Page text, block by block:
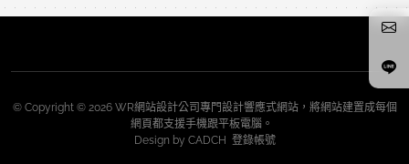
© Copyright © 2026 WR網站設計公司專門設計響應式網站，將網站建置成每個
網頁都支援手機跟平板電腦。
Design by CADCH 登錄帳號